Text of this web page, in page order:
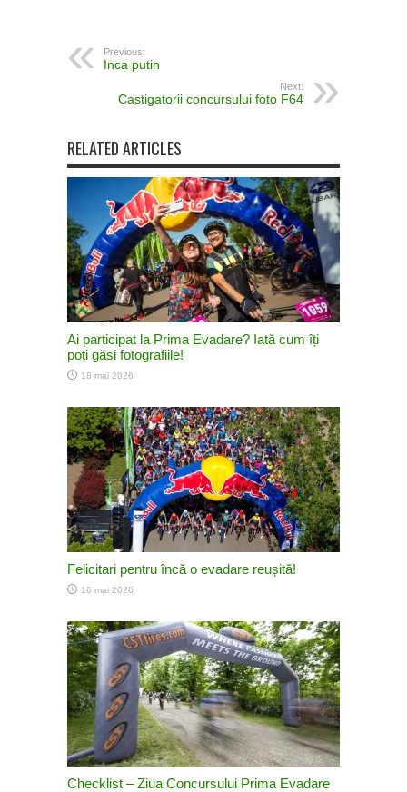
Previous:
Inca putin
Next:
Castigatorii concursului foto F64
RELATED ARTICLES
Ai participat la Prima Evadare? Iată cum îți
poți găsi fotografiile!
18 mai 2026
Felicitari pentru încă o evadare reușită!
16 mai 2026
Checklist – Ziua Concursului Prima Evadare